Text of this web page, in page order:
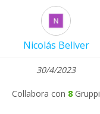
Nicolás Bellver
30/4/2023
Collabora con 8 Gruppi